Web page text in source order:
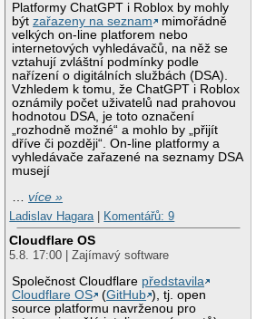
Platformy ChatGPT i Roblox by mohly
býtzařazeny na seznam
mimořádně
velkých on-line platforem nebo
internetových vyhledávačů, na něž se
vztahují zvláštní podmínky podle
nařízení o digitálních službách (DSA).
Vzhledem k tomu, že ChatGPT i Roblox
oznámily počet uživatelů nad prahovou
hodnotou DSA, je toto označení
„rozhodně možné“ a mohlo by „přijít
dříve či později“. On-line platformy a
vyhledávače zařazené na seznamy DSA
musejí
…více »
Ladislav Hagara| Komentářů: 9
Cloudflare OS
5.8. 17:00 | Zajímavý software
Společnost Cloudflare představila
Cloudflare OS
(GitHub ), tj. open
source platformu navrženou pro